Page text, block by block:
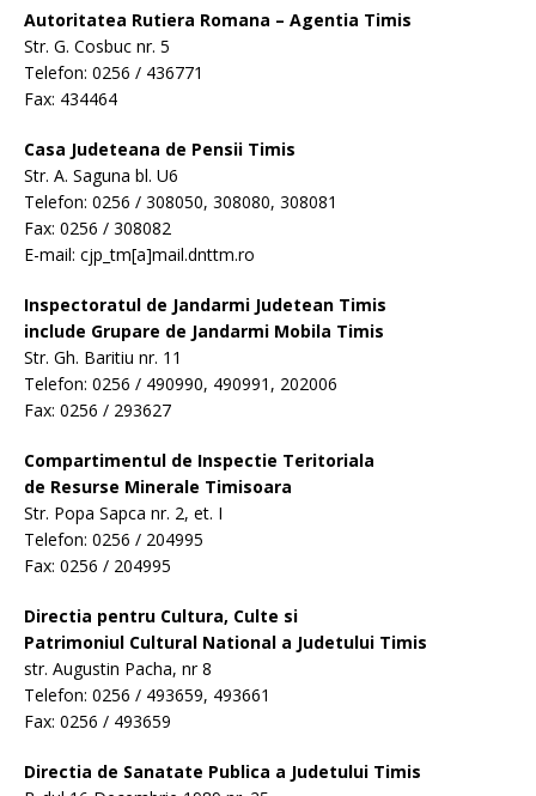
Autoritatea Rutiera Romana – Agentia Timis
Str. G. Cosbuc nr. 5
Telefon: 0256 / 436771
Fax: 434464
Casa Judeteana de Pensii Timis
Str. A. Saguna bl. U6
Telefon: 0256 / 308050, 308080, 308081
Fax: 0256 / 308082
E-mail: cjp_tm[a]mail.dnttm.ro
Inspectoratul de Jandarmi Judetean Timis
include Grupare de Jandarmi Mobila Timis
Str. Gh. Baritiu nr. 11
Telefon: 0256 / 490990, 490991, 202006
Fax: 0256 / 293627
Compartimentul de Inspectie Teritoriala
de Resurse Minerale Timisoara
Str. Popa Sapca nr. 2, et. I
Telefon: 0256 / 204995
Fax: 0256 / 204995
Directia pentru Cultura, Culte si
Patrimoniul Cultural National a Judetului Timis
str. Augustin Pacha, nr 8
Telefon: 0256 / 493659, 493661
Fax: 0256 / 493659
Directia de Sanatate Publica a Judetului Timis